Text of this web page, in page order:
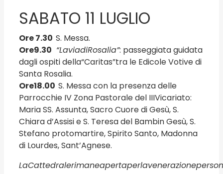
SABATO 11 LUGLIO
Ore 7.30 S. Messa.
Ore9.30 “LaviadiRosalia”: passeggiata guidata
dagli ospiti della“Caritas”tra le Edicole Votive di
Santa Rosalia.
Ore18.00 S. Messa con la presenza delle
Parrocchie IV Zona Pastorale del IIIVicariato:
Maria SS. Assunta, Sacro Cuore di Gesù, S.
Chiara d’Assisi e S. Teresa del Bambin Gesù, S.
Stefano protomartire, Spirito Santo, Madonna
di Lourdes, Sant’Agnese.
LaCattedralerimaneapertaperlavenerazione